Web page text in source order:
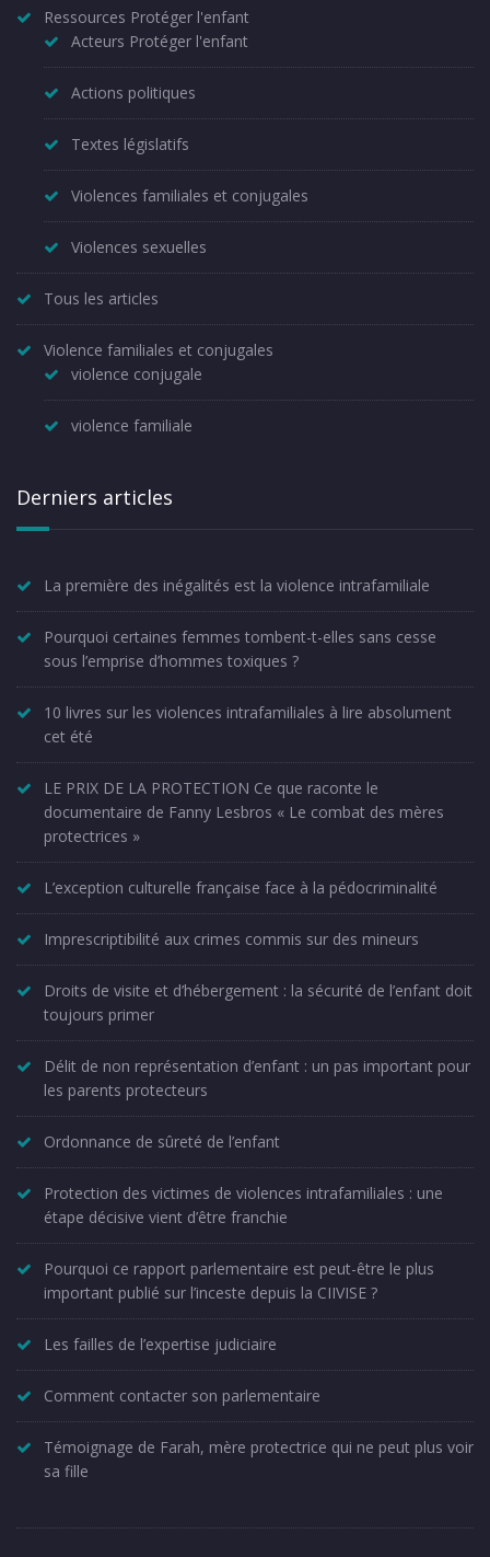
Ressources Protéger l'enfant
Acteurs Protéger l'enfant
Actions politiques
Textes législatifs
Violences familiales et conjugales
Violences sexuelles
Tous les articles
Violence familiales et conjugales
violence conjugale
violence familiale
Derniers articles
La première des inégalités est la violence intrafamiliale
Pourquoi certaines femmes tombent-t-elles sans cesse
sous l’emprise d’hommes toxiques ?
10 livres sur les violences intrafamiliales à lire absolument
cet été
LE PRIX DE LA PROTECTION Ce que raconte le
documentaire de Fanny Lesbros « Le combat des mères
protectrices »
L’exception culturelle française face à la pédocriminalité
Imprescriptibilité aux crimes commis sur des mineurs
Droits de visite et d’hébergement : la sécurité de l’enfant doit
toujours primer
Délit de non représentation d’enfant : un pas important pour
les parents protecteurs
Ordonnance de sûreté de l’enfant
Protection des victimes de violences intrafamiliales : une
étape décisive vient d’être franchie
Pourquoi ce rapport parlementaire est peut-être le plus
important publié sur l’inceste depuis la CIIVISE ?
Les failles de l’expertise judiciaire
Comment contacter son parlementaire
Témoignage de Farah, mère protectrice qui ne peut plus voir
sa fille